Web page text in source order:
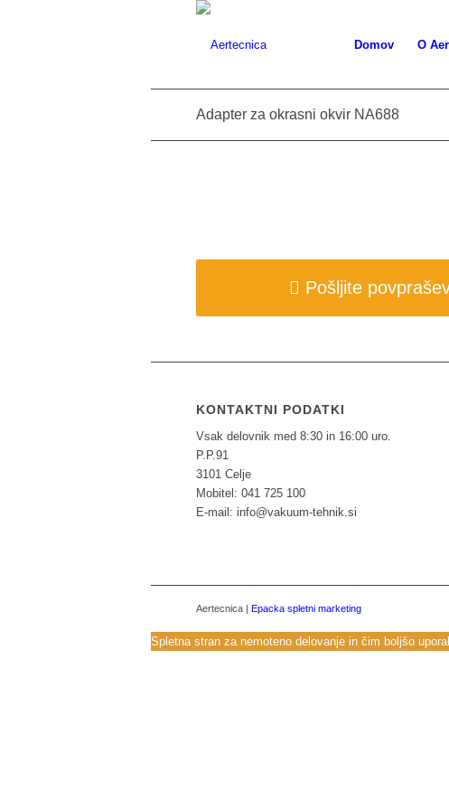
Domov O
Adapter za okrasni okvir NA688
Pošljite
KONTAKTNI PODATKI
Vsak delovnik med 8:30 in 16:00 uro.
P.P.91
3101 Celje
Mobitel: 041 725 100
E-mail: info@vakuum-tehnik.si
Aertecnica | Epacka spletni marketing
Spletna stran za nemoteno delovanje in čim boljšo